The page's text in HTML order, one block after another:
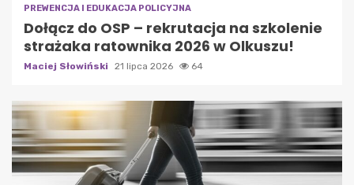
PREWENCJA I EDUKACJA POLICYJNA
Dołącz do OSP – rekrutacja na szkolenie
strażaka ratownika 2026 w Olkuszu!
Maciej Słowiński 21 lipca 2026 64